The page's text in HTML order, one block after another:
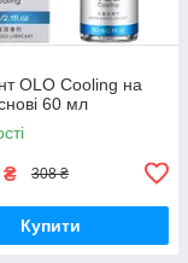
OLO Cooling на
60 мл
₴ 308 ₴
Купити